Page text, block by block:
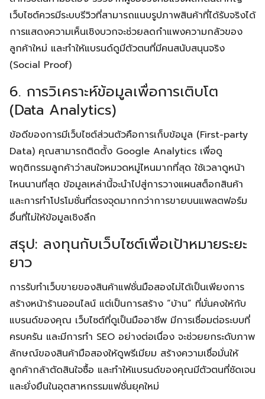
เว็บไซต์ควรมีระบบรีวิวที่สามารถแนบรูปภาพสินค้าที่ได้รับจริงได้
การแสดงความเห็นเชิงบวกจะช่วยลดกำแพงความกลัวของ
ลูกค้าใหม่ และทำให้แบรนด์ดูมีตัวตนที่มีคนสนับสนุนจริง
(Social Proof)
6. การวิเคราะห์ข้อมูลเพื่อการเติบโต
(Data Analytics)
ข้อดีของการมีเว็บไซต์ส่วนตัวคือการเก็บข้อมูล (First-party
Data) คุณสามารถติดตั้ง Google Analytics เพื่อดู
พฤติกรรมลูกค้าว่าสนใจหมวดหมู่ไหนมากที่สุด ใช้เวลาดูหน้า
ไหนนานที่สุด ข้อมูลเหล่านี้จะนำไปสู่การวางแผนสต็อกสินค้า
และการทำโปรโมชั่นที่ตรงจุดมากกว่าการขายบนแพลตฟอร์ม
อื่นที่ไม่ให้ข้อมูลเชิงลึก
สรุป: ลงทุนกับเว็บไซต์เพื่อเป้าหมายระยะ
ยาว
การรับทำเว็บขายของสินค้าแฟชั่นมือสองไม่ได้เป็นเพียงการ
สร้างหน้าร้านออนไลน์ แต่เป็นการสร้าง “บ้าน” ที่มั่นคงให้กับ
แบรนด์ของคุณ เว็บไซต์ที่ดูเป็นมืออาชีพ มีการเชื่อมต่อระบบที่
ครบครัน และมีการทำ SEO อย่างต่อเนื่อง จะช่วยยกระดับภาพ
ลักษณ์ของสินค้ามือสองให้ดูพรีเมียม สร้างความเชื่อมั่นให้
ลูกค้ากล้าตัดสินใจซื้อ และทำให้แบรนด์ของคุณมีตัวตนที่ชัดเจน
และยั่งยืนในอุตสาหกรรมแฟชั่นยุคใหม่